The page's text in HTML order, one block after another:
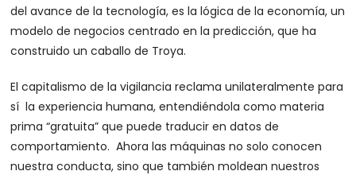
del avance de la tecnología, es la lógica de la economía, un
modelo de negocios centrado en la predicción, que ha
construido un caballo de Troya.
El capitalismo de la vigilancia reclama unilateralmente para
sí la experiencia humana, entendiéndola como materia
prima “gratuita” que puede traducir en datos de
comportamiento. Ahora las máquinas no solo conocen
nuestra conducta, sino que también moldean nuestros